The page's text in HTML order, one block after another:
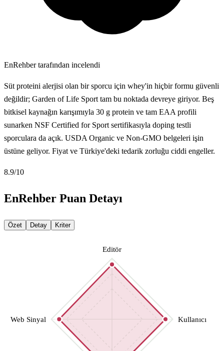
EnRehber tarafından incelendi
Süt proteini alerjisi olan bir sporcu için whey'in hiçbir formu güvenli
değildir; Garden of Life Sport tam bu noktada devreye giriyor. Beş
bitkisel kaynağın karışımıyla 30 g protein ve tam EAA profili
sunarken NSF Certified for Sport sertifikasıyla doping testli
sporculara da açık. USDA Organic ve Non-GMO belgeleri işin
üstüne geliyor. Fiyat ve Türkiye'deki tedarik zorluğu ciddi engeller.
8.9/10
EnRehber Puan Detayı
Özet Detay Kriter
Editör
Kullanıcı
Web Sinyal